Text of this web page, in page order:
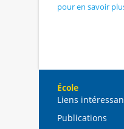
pour en savoir
École
Liens
Publications